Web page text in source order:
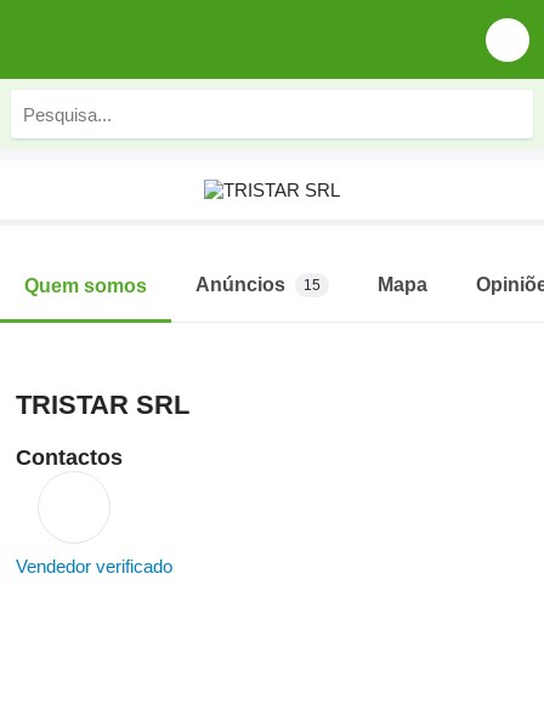
Quem somos Anúncios 15 Mapa
TRISTAR SRL
Contactos
Vendedor verificado